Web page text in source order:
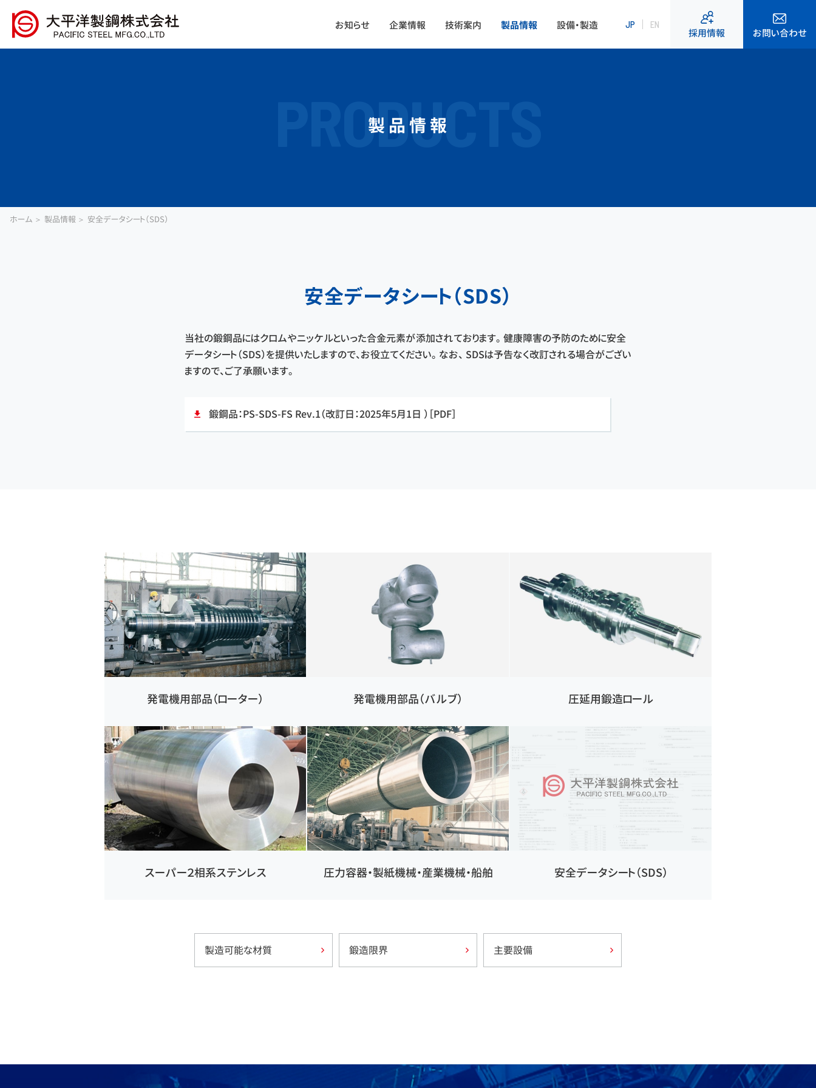
お知らせ 企業情報 技術案内 製品情報 設備・製造 JP EN
採用情報 お問い合わせ
PRODUCTS
製品情報
ホーム 製品情報 安全データシート（SDS）
安全データシート（SDS）
当社の鍛鋼品にはクロムやニッケルといった合金元素が添加されております。 健康障害の予防のために安全
データシート（SDS）を提供いたしますので、お役立てください。 なお、 SDSは予告なく改訂される場合がござい
ますので、ご了承願います。
鍛鋼品：PS-SDS-FS Rev.1（改訂日：2025年5月1日 ）［PDF］
発電機用部品（ローター） 発電機用部品（バルブ） 圧延用鍛造ロール
スーパー２相系ステンレス 圧力容器・製紙機械・産業機械・船舶 安全データシート（SDS）
製造可能な材質 鍛造限界 主要設備